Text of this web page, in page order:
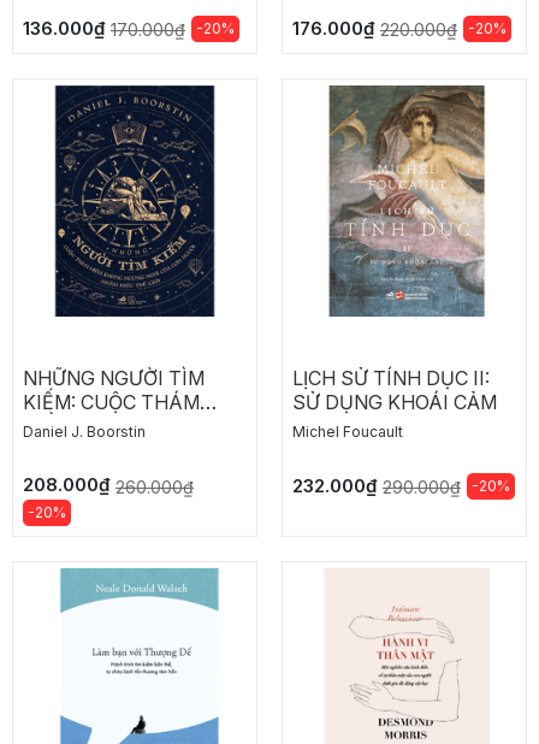
TRƯỞNG THÀNH
136.000₫ 170.000₫ -20% 176.000₫ 220.000₫ -20%
NHỮNG NGƯỜI TÌM
KIẾM: CUỘC THÁM
HIỂM KHÔNG NGỪNG
NHẰM HIỂU THẾ GIỚI
Daniel J. Boorstin
208.000₫ 260.000₫
-20%
LỊCH SỬ TÍNH DỤC II:
SỬ DỤNG KHOÁI CẢM
Michel Foucault
232.000₫ 290.000₫ -20%